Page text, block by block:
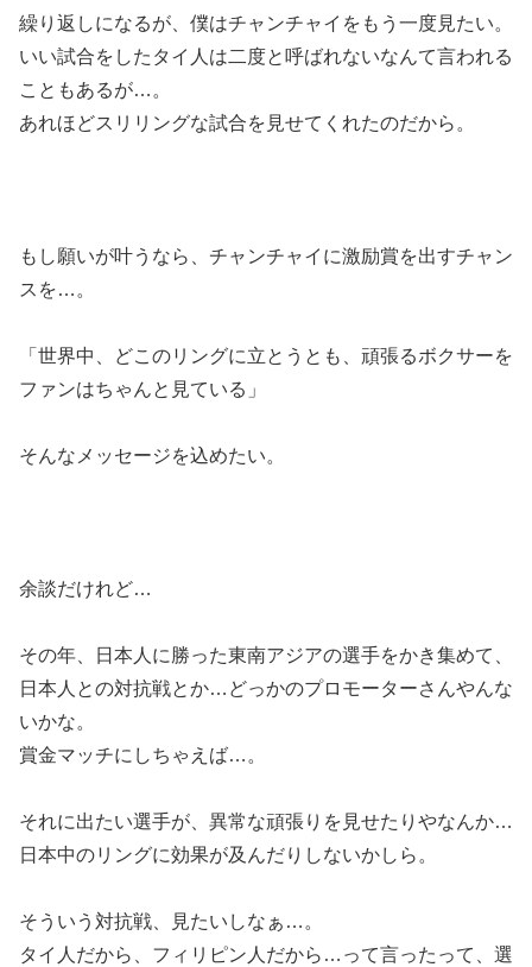
繰り返しになるが、僕はチャンチャイをもう一度見たい。
いい試合をしたタイ人は二度と呼ばれないなんて言われる
こともあるが…。
あれほどスリリングな試合を見せてくれたのだから。
もし願いが叶うなら、チャンチャイに激励賞を出すチャン
スを…。
「世界中、どこのリングに立とうとも、頑張るボクサーを
ファンはちゃんと見ている」
そんなメッセージを込めたい。
余談だけれど…
その年、日本人に勝った東南アジアの選手をかき集めて、
日本人との対抗戦とか…どっかのプロモーターさんやんな
いかな。
賞金マッチにしちゃえば…。
それに出たい選手が、異常な頑張りを見せたりやなんか…
日本中のリングに効果が及んだりしないかしら。
そういう対抗戦、見たいしなぁ…。
タイ人だから、フィリピン人だから…って言ったって、選